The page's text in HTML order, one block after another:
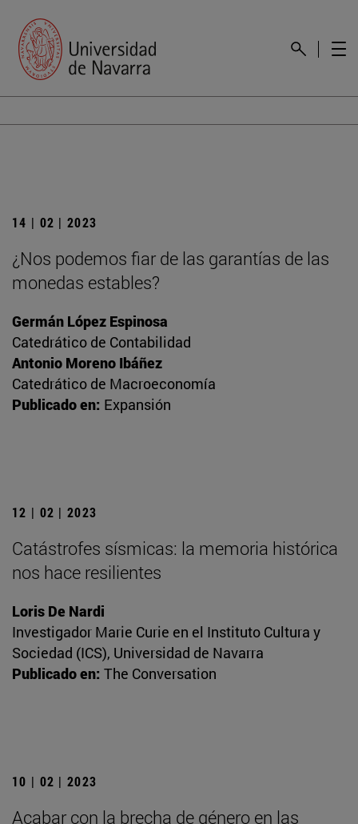
14 | 02 | 2023
¿Nos podemos fiar de las garantías de las
monedas estables?
Germán López Espinosa
Catedrático de Contabilidad
Antonio Moreno Ibáñez
Catedrático de Macroeconomía
Publicado en: Expansión
12 | 02 | 2023
Catástrofes sísmicas: la memoria histórica
nos hace resilientes
Loris De Nardi
Investigador Marie Curie en el Instituto Cultura y
Sociedad (ICS), Universidad de Navarra
Publicado en: The Conversation
10 | 02 | 2023
Acabar con la brecha de género en las